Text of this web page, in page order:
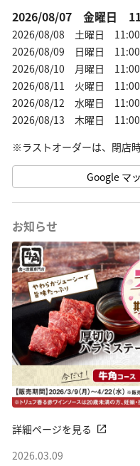
2026/08/07 金曜日
2026/08/08 土曜日 11:00
2026/08/09 日曜日 11:00
2026/08/10 月曜日 11:00
2026/08/11 火曜日 11:00
2026/08/12 水曜日 11:00
2026/08/13 木曜日 11:00
Google マ
お知らせ
詳細ページを見る
2026.03.09